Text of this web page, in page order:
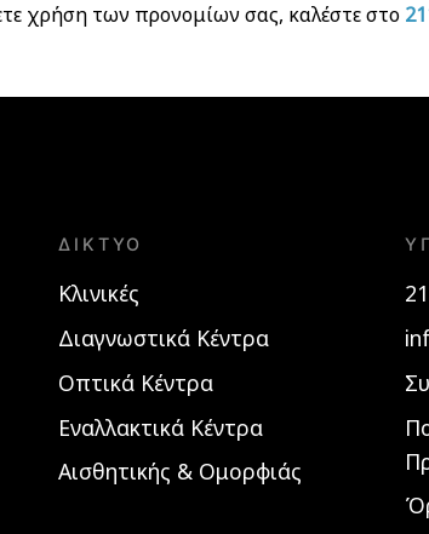
χρήση των προνομίων σας, καλέστε στο
ΔΊΚΤΥΟ
Κλινικές
Διαγνωστικά Κέντρα
Οπτικά Κέντρα
Εναλλακτικά Κέντρα
Αισθητικής & Ομορφιάς